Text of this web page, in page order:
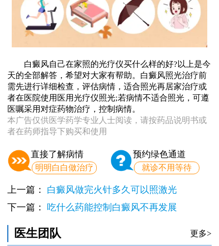
白癜风自己在家照的光疗仪买什么样的好?以上是今
天的全部解答，希望对大家有帮助。白癜风照光治疗前
需先进行详细检查，评估病情，适合照光再居家治疗或
者在医院使用医用光疗仪照光;若病情不适合照光，可遵
医嘱采用对症药物治疗，控制病情。
本广告仅供医学药学专业人士阅读，请按药品说明书或
者在药师指导下购买和使用
直接了解病情
明明白白做治疗
预约绿色通道
就诊不用等待
上一篇： 白癜风做完火针多久可以照激光
下一篇： 吃什么药能控制白癜风不再发展
医生团队 更多>